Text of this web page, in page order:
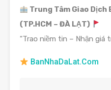
Trung Tâm Giao Dịch
(TP.HCM – ĐÀ LẠT)
“Trao niềm tin – Nhận giá
BanNhaDaLat.Com